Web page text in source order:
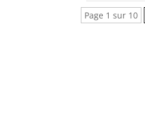
Page 1 sur 10